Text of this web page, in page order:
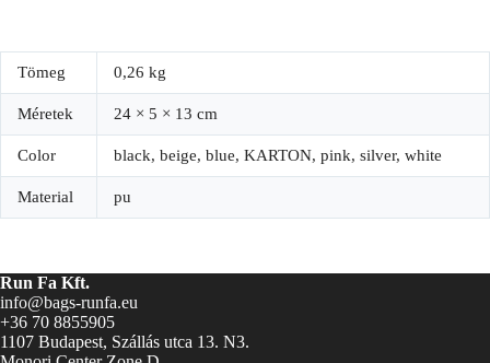
Tömeg 0,26 kg
Méretek 24 × 5 × 13 cm
Color black, beige, blue, KARTON, pink, silver, white
Material pu
Run Fa Kft.
info@bags-runfa.eu
+36 70 8855905
1107 Budapest, Szállás utca 13. N3.